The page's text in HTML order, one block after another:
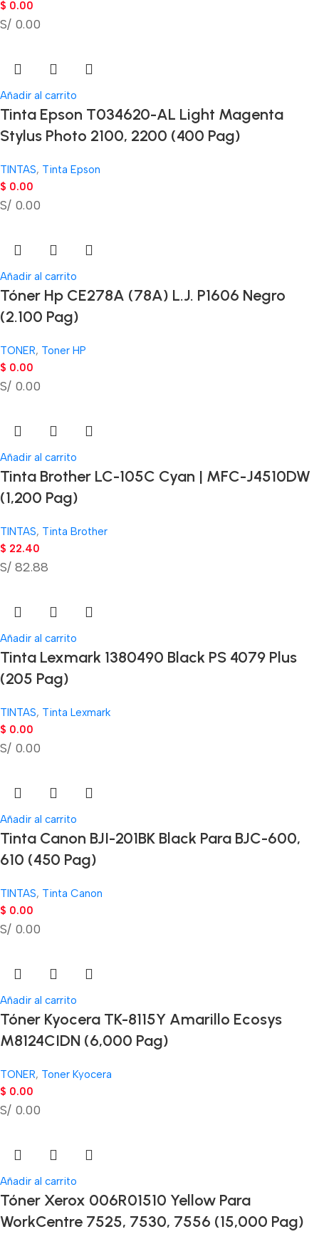
$ 0.00
S/ 0.00
Añadir al carrito
Tinta Epson T034620-AL Light Magenta
Stylus Photo 2100, 2200 (400 Pag)
TINTAS, Tinta Epson
$ 0.00
S/ 0.00
Añadir al carrito
Tóner Hp CE278A (78A) L.J. P1606 Negro
(2.100 Pag)
TONER, Toner HP
$ 0.00
S/ 0.00
Añadir al carrito
Tinta Brother LC-105C Cyan | MFC-J4510DW
(1,200 Pag)
TINTAS, Tinta Brother
$ 22.40
S/ 82.88
Añadir al carrito
Tinta Lexmark 1380490 Black PS 4079 Plus
(205 Pag)
TINTAS, Tinta Lexmark
$ 0.00
S/ 0.00
Añadir al carrito
Tinta Canon BJI-201BK Black Para BJC-600,
610 (450 Pag)
TINTAS, Tinta Canon
$ 0.00
S/ 0.00
Añadir al carrito
Tóner Kyocera TK-8115Y Amarillo Ecosys
M8124CIDN (6,000 Pag)
TONER, Toner Kyocera
$ 0.00
S/ 0.00
Añadir al carrito
Tóner Xerox 006R01510 Yellow Para
WorkCentre 7525, 7530, 7556 (15,000 Pag)